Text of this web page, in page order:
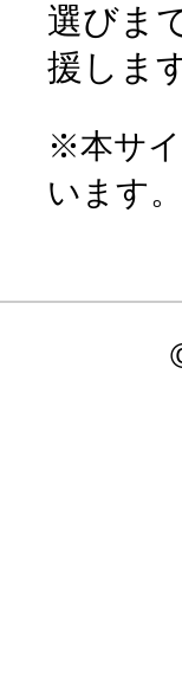
選びま
援しま
※本サ
います。